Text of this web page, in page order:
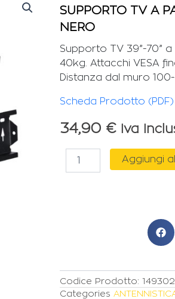
SUPPORTO TV A
NERO
Supporto TV 39”-70”
40kg. Attacchi VESA
Distanza dal muro
Scheda Prodotto (PDF)
34,90 € Iva
Aggiungi
Codice Prodotto:
Categories